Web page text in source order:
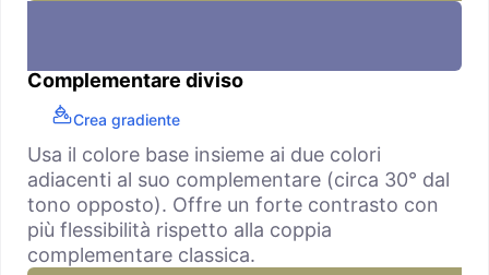
Complementare diviso
Crea gradiente
Usa il colore base insieme ai due colori
adiacenti al suo complementare (circa 30° dal
tono opposto). Offre un forte contrasto con
più flessibilità rispetto alla coppia
complementare classica.